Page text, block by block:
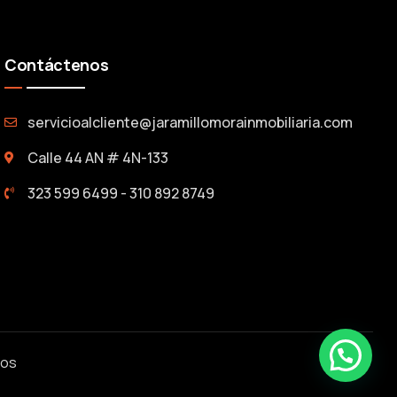
Contáctenos
servicioalcliente@jaramillomorainmobiliaria.com
Calle 44 AN # 4N-133
323 599 6499 - 310 892 8749